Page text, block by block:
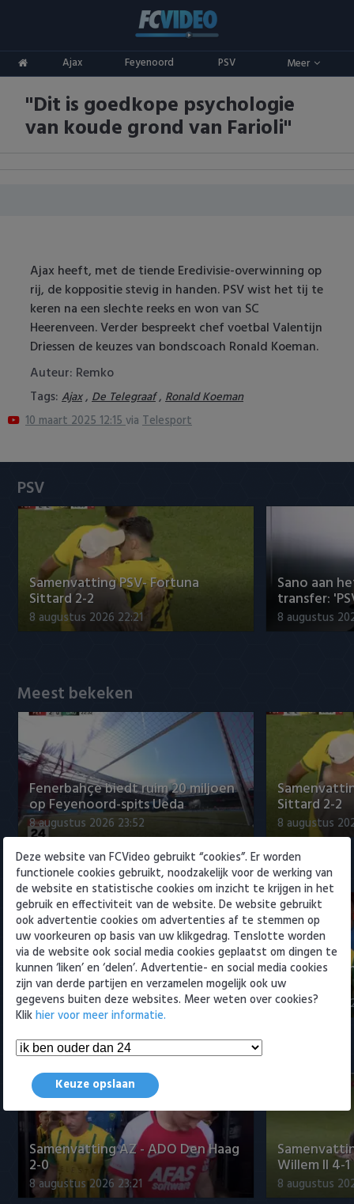
Ajax Feyenoord PSV Meer
ADO Den Haag
Ajax
FC Utrecht
Feyenoord
Heracles Almelo
NAC Breda
PSV
Roda JC
SC Heerenveen
Sparta
Vitesse
Willem II
Competities
Eredivisie
Keuken Kampioen Divisie
Champions League
Europa League
Conference League
Oranje
"Dit is goedkope psychologie
van koude grond van Farioli"
Ajax heeft, met de tiende Eredivisie-overwinning op
rij, de koppositie stevig in handen. PSV wist het tij te
keren na een slechte reeks en won van SC
Heerenveen. Verder bespreekt chef voetbal Valentijn
Driessen de keuzes van bondscoach Ronald Koeman.
Auteur: Remko
Tags: Ajax, De Telegraaf, Ronald Koeman
10 maart 2025 12:15via Telesport
PSV
Samenvatting PSV- Fortuna
Sittard 2-2
8 augustus 2026 22:21
Sano aan
transfer:
8 augustus
Meest bekeken
Fenerbahçe biedt ruim 20 miljoen
op Feyenoord-spits Ueda
8 augustus 2026 23:52
Sittard 2-2
8 augustus
Eredivisie
Fenerbahçe biedt ruim 20 miljoen
op Feyenoord-spits Ueda
8 augustus 2026 23:52
2-0
8 augustus
Samenvattingen Eredivisie
Samenvatting AZ - ADO Den Haag
2-0
8 augustus 2026 23:21
Willem II 4-1
8 augustus
Deze website van FCVideo gebruikt “cookies”. Er worden
functionele cookies gebruikt, noodzakelijk voor de werking van
de website en statistische cookies om inzicht te krijgen in het
gebruik en effectiviteit van de website. De website gebruikt
ook advertentie cookies om advertenties af te stemmen op
uw voorkeuren op basis van uw klikgedrag. Tenslotte worden
via de website ook social media cookies geplaatst om dingen te
kunnen ‘liken’ en ‘delen’. Advertentie- en social media cookies
zijn van derde partijen en verzamelen mogelijk ook uw
gegevens buiten deze websites. Meer weten over cookies?
Klikhier voor meer informatie.
Keuze opslaan